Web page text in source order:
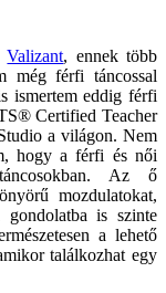
Valizant, ennek több
még férfi táncossal
ismertem eddig férfi
Certified Teacher
a világon. Nem
hogy a férfi és női
Az ő
mozdulatokat,
gondolatba is szinte
a lehető
találkozhat egy